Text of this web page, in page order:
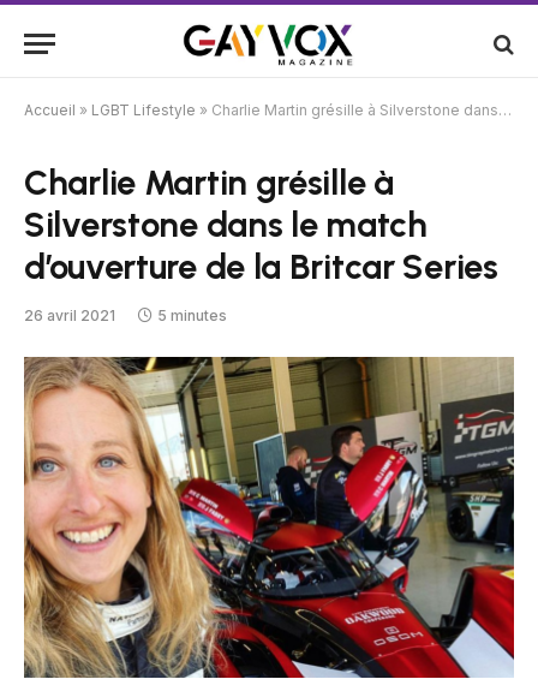
Accueil » LGBT Lifestyle » Charlie Martin grésille à Silverstone dans le match d’ouverture de la Britcar Series
Charlie Martin grésille à
Silverstone dans le match
d’ouverture de la Britcar Series
26 avril 2021 5 minutes